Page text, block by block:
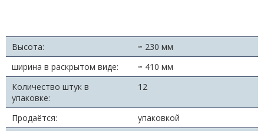
Высота:
≈ 230 мм
ширина в раскрытом виде:
≈ 410 мм
Количество штук в
упаковке:
12
Продаётся:
упаковкой